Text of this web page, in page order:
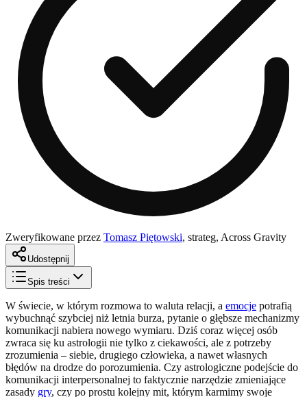
Zweryfikowane przez Tomasz Piętowski, strateg, Across Gravity
Udostępnij
Spis treści
W świecie, w którym rozmowa to waluta relacji, a emocje potrafią
wybuchnąć szybciej niż letnia burza, pytanie o głębsze mechanizmy
komunikacji nabiera nowego wymiaru. Dziś coraz więcej osób
zwraca się ku astrologii nie tylko z ciekawości, ale z potrzeby
zrozumienia – siebie, drugiego człowieka, a nawet własnych
błędów na drodze do porozumienia. Czy astrologiczne podejście do
komunikacji interpersonalnej to faktycznie narzędzie zmieniające
zasady gry, czy po prostu kolejny mit, którym karmimy swoje